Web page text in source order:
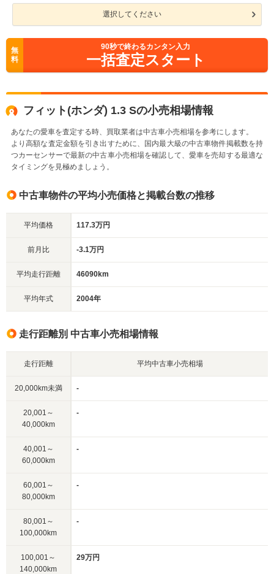
選択してください
無
料
90秒で終わるカンタン入力
一括査定スタート
フィット(ホンダ) 1.3 Sの小売相場情報
あなたの愛車を査定する時、買取業者は中古車小売相場を参考にします。
より高額な査定金額を引き出すために、国内最大級の中古車物件掲載数を持
つカーセンサーで最新の中古車小売相場を確認して、愛車を売却する最適な
タイミングを見極めましょう。
中古車物件の平均小売価格と掲載台数の推移
平均価格 117.3万円
前月比 -3.1万円
平均走行距離 46090km
平均年式 2004年
走行距離別 中古車小売相場情報
走行距離 平均中古車小売相場
20,000km未満 -
20,001～
40,000km
-
40,001～
60,000km
-
60,001～
80,000km
-
80,001～
100,000km
-
100,001～
140,000km
29万円